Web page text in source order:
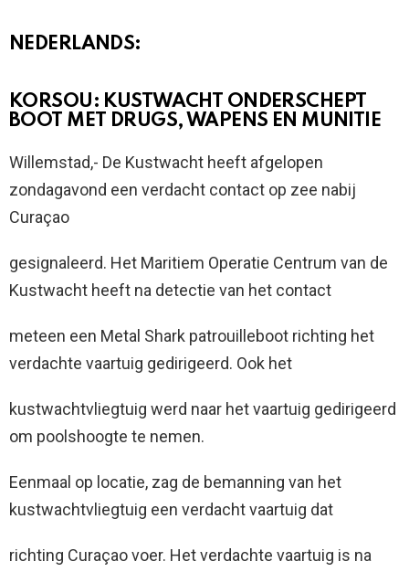
NEDERLANDS:
KORSOU: KUSTWACHT ONDERSCHEPT
BOOT MET DRUGS, WAPENS EN MUNITIE
Willemstad,- De Kustwacht heeft afgelopen
zondagavond een verdacht contact op zee nabij
Curaçao
gesignaleerd. Het Maritiem Operatie Centrum van de
Kustwacht heeft na detectie van het contact
meteen een Metal Shark patrouilleboot richting het
verdachte vaartuig gedirigeerd. Ook het
kustwachtvliegtuig werd naar het vaartuig gedirigeerd
om poolshoogte te nemen.
Eenmaal op locatie, zag de bemanning van het
kustwachtvliegtuig een verdacht vaartuig dat
richting Curaçao voer. Het verdachte vaartuig is na